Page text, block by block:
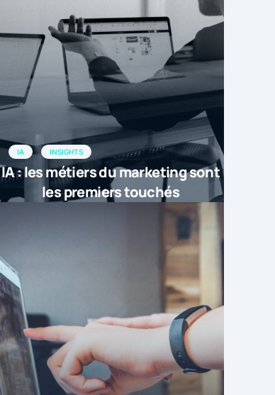
IA INSIGHTS
IA : les métiers du marketing sont
les premiers touchés